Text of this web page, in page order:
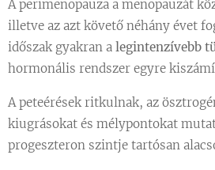
A perimenopauza a menopauzát
illetve az azt követő néhány évet
időszak gyakran a legintenzívebb
hormonális rendszer egyre
A peteérések ritkulnak, az
kiugrásokat és mélypontokat
progeszteron szintje tartósan